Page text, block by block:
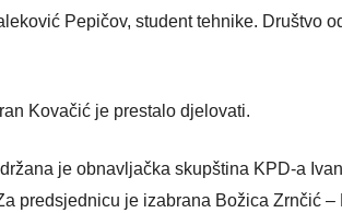
Pepičov, student tehnike. Društvo
Kovačić je prestalo djelovati.
je obnavljačka skupština KPD-a
predsjednicu je izabrana Božica Zrnčić –